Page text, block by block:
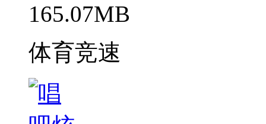
165.07MB
体育竞速